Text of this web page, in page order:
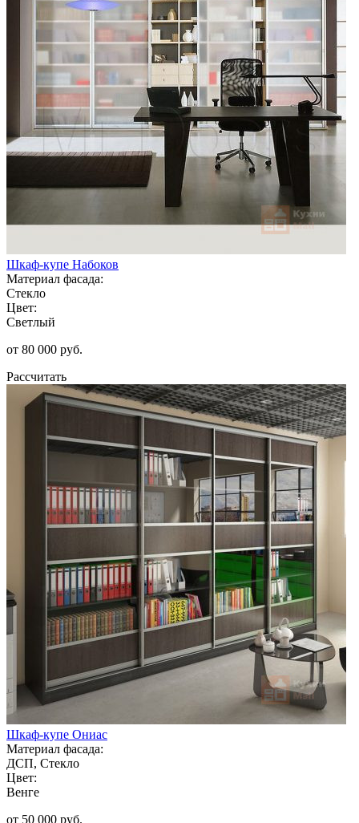
Шкаф-купе Набоков
Материал фасада:
Стекло
Цвет:
Светлый
от 80 000 руб.
Рассчитать
Шкаф-купе Ониас
Материал фасада:
ДСП, Стекло
Цвет:
Венге
от 50 000 руб.